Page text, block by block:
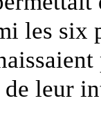
les six
leur